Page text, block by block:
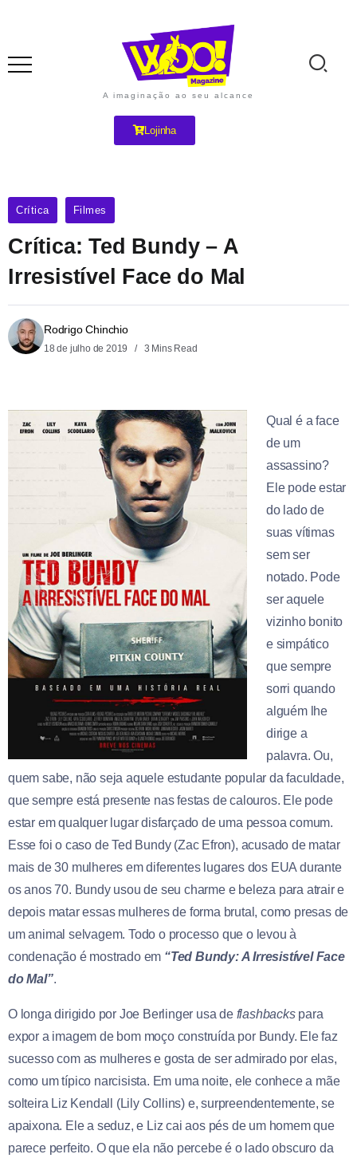
A imaginação ao seu alcance
Lojinha
Crítica Filmes
Crítica: Ted Bundy – A
Irresistível Face do Mal
Rodrigo Chinchio
18 de julho de 2019 3 Mins Read
Qual é a face
de um
assassino?
Ele pode estar
do lado de
suas vítimas
sem ser
notado. Pode
ser aquele
vizinho bonito
e simpático
que sempre
sorri quando
alguém lhe
dirige a
palavra. Ou,
quem sabe, não seja aquele estudante popular da faculdade,
que sempre está presente nas festas de calouros. Ele pode
estar em qualquer lugar disfarçado de uma pessoa comum.
Esse foi o caso de Ted Bundy (Zac Efron), acusado de matar
mais de 30 mulheres em diferentes lugares dos EUA durante
os anos 70. Bundy usou de seu charme e beleza para atrair e
depois matar essas mulheres de forma brutal, como presas de
um animal selvagem. Todo o processo que o levou à
condenação é mostrado em “Ted Bundy: A Irresistível Face
do Mal”.
O longa dirigido por Joe Berlinger usa de flashbackspara
expor a imagem de bom moço construída por Bundy. Ele faz
sucesso com as mulheres e gosta de ser admirado por elas,
como um típico narcisista. Em uma noite, ele conhece a mãe
solteira Liz Kendall (Lily Collins) e, surpreendentemente, se
apaixona. Ele a seduz, e Liz cai aos pés de um homem que
parece perfeito. O que ela não percebe é o lado obscuro da